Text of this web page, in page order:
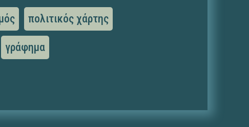
πολιτικός χάρτης
γράφημα